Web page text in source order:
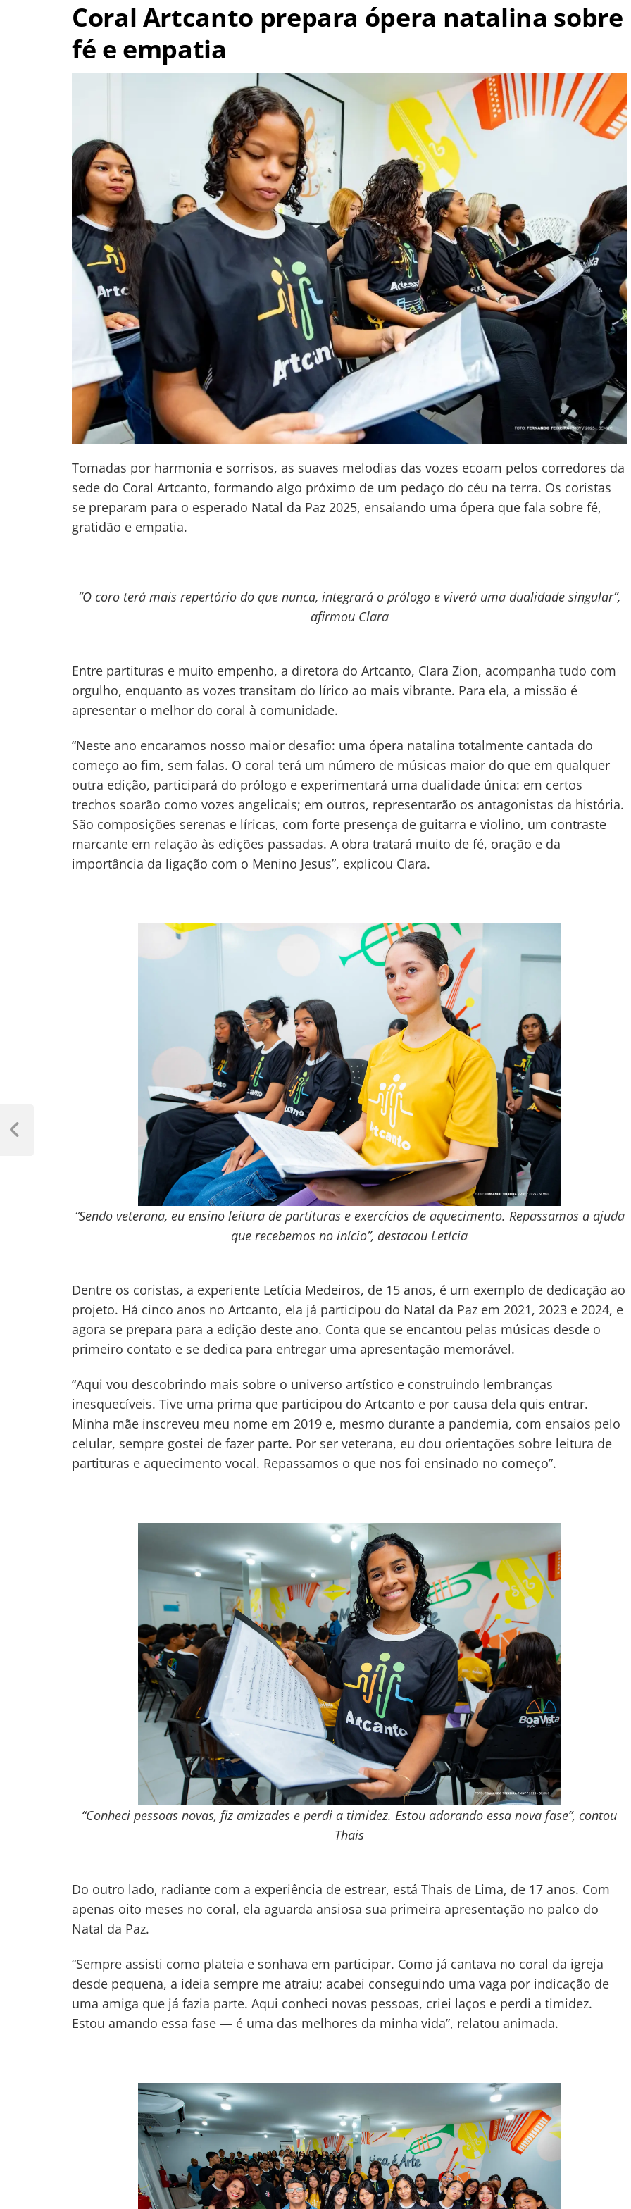
Coral Artcanto prepara ópera natalina sobre
fé e empatia
Tomadas por harmonia e sorrisos, as suaves melodias das vozes ecoam pelos corredores da
sede do Coral Artcanto, formando algo próximo de um pedaço do céu na terra. Os coristas
se preparam para o esperado Natal da Paz 2025, ensaiando uma ópera que fala sobre fé,
gratidão e empatia.
“O coro terá mais repertório do que nunca, integrará o prólogo e viverá uma dualidade singular”,
afirmou Clara
Entre partituras e muito empenho, a diretora do Artcanto, Clara Zion, acompanha tudo com
orgulho, enquanto as vozes transitam do lírico ao mais vibrante. Para ela, a missão é
apresentar o melhor do coral à comunidade.
“Neste ano encaramos nosso maior desafio: uma ópera natalina totalmente cantada do
começo ao fim, sem falas. O coral terá um número de músicas maior do que em qualquer
outra edição, participará do prólogo e experimentará uma dualidade única: em certos
trechos soarão como vozes angelicais; em outros, representarão os antagonistas da história.
São composições serenas e líricas, com forte presença de guitarra e violino, um contraste
marcante em relação às edições passadas. A obra tratará muito de fé, oração e da
importância da ligação com o Menino Jesus”, explicou Clara.
“Sendo veterana, eu ensino leitura de partituras e exercícios de aquecimento. Repassamos a ajuda
que recebemos no início”, destacou Letícia
Dentre os coristas, a experiente Letícia Medeiros, de 15 anos, é um exemplo de dedicação ao
projeto. Há cinco anos no Artcanto, ela já participou do Natal da Paz em 2021, 2023 e 2024, e
agora se prepara para a edição deste ano. Conta que se encantou pelas músicas desde o
primeiro contato e se dedica para entregar uma apresentação memorável.
“Aqui vou descobrindo mais sobre o universo artístico e construindo lembranças
inesquecíveis. Tive uma prima que participou do Artcanto e por causa dela quis entrar.
Minha mãe inscreveu meu nome em 2019 e, mesmo durante a pandemia, com ensaios pelo
celular, sempre gostei de fazer parte. Por ser veterana, eu dou orientações sobre leitura de
partituras e aquecimento vocal. Repassamos o que nos foi ensinado no começo”.
“Conheci pessoas novas, fiz amizades e perdi a timidez. Estou adorando essa nova fase”, contou
Thais
Do outro lado, radiante com a experiência de estrear, está Thais de Lima, de 17 anos. Com
apenas oito meses no coral, ela aguarda ansiosa sua primeira apresentação no palco do
Natal da Paz.
“Sempre assisti como plateia e sonhava em participar. Como já cantava no coral da igreja
desde pequena, a ideia sempre me atraiu; acabei conseguindo uma vaga por indicação de
uma amiga que já fazia parte. Aqui conheci novas pessoas, criei laços e perdi a timidez.
Estou amando essa fase — é uma das melhores da minha vida”, relatou animada.
Navegação
de
Previous